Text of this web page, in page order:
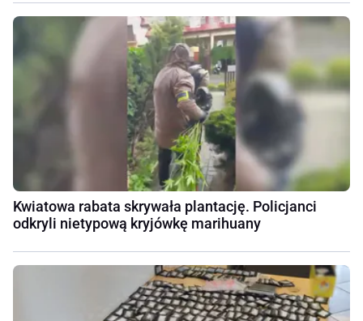
Kwiatowa rabata skrywała plantację. Policjanci
odkryli nietypową kryjówkę marihuany